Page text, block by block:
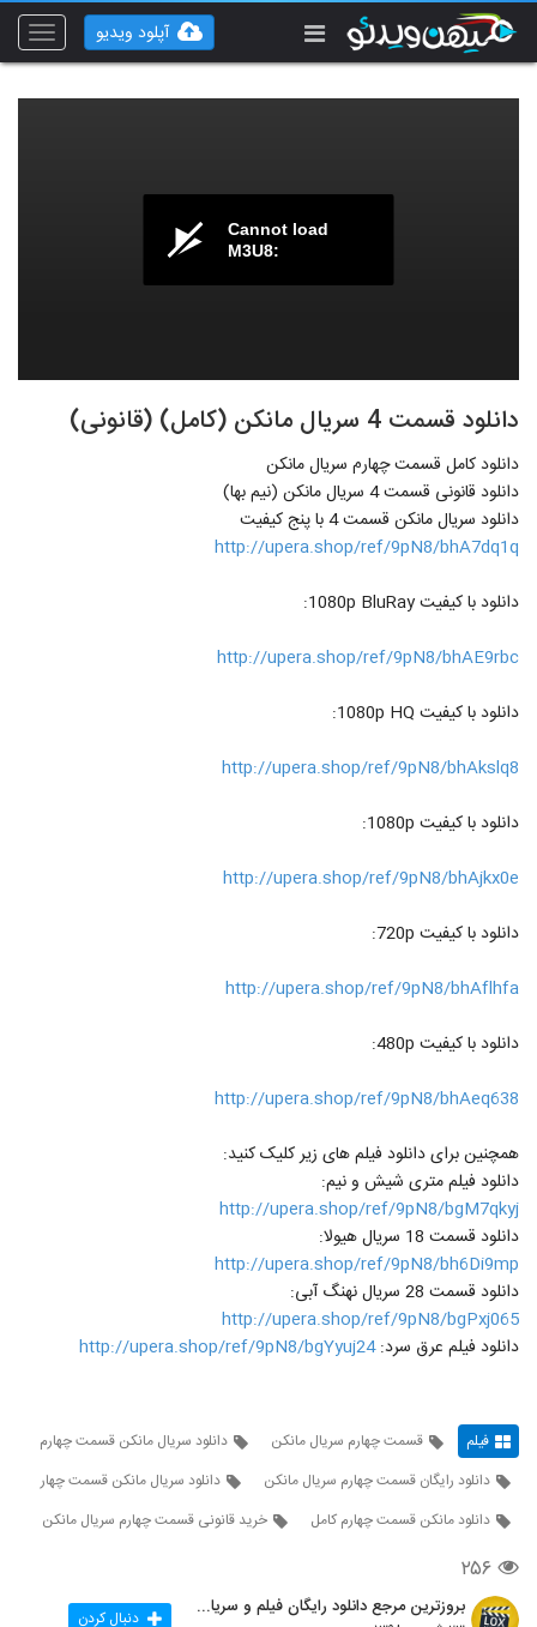
Toggle
آپلود ویدیو
Cannot load
M3U8:
دانلود قسمت 4 سریال مانکن (کامل) (قانونی)
دانلود کامل قسمت چهارم سریال مانکن
دانلود قانونی قسمت 4 سریال مانکن (نیم بها)
دانلود سریال مانکن قسمت 4 با پنج کیفیت
http://upera.shop/ref/9pN8/bhA7dq1q
دانلود با کیفیت 1080p BluRay:
http://upera.shop/ref/9pN8/bhAE9rbc
دانلود با کیفیت 1080p HQ:
http://upera.shop/ref/9pN8/bhAkslq8
دانلود با کیفیت 1080p:
http://upera.shop/ref/9pN8/bhAjkx0e
دانلود با کیفیت 720p:
http://upera.shop/ref/9pN8/bhAflhfa
دانلود با کیفیت 480p:
http://upera.shop/ref/9pN8/bhAeq638
همچنین برای دانلود فیلم های زیر کلیک کنید:
دانلود فیلم متری شیش و نیم:
http://upera.shop/ref/9pN8/bgM7qkyj
دانلود قسمت 18 سریال هیولا:
http://upera.shop/ref/9pN8/bh6Di9mp
دانلود قسمت 28 سریال نهنگ آبی:
http://upera.shop/ref/9pN8/bgPxj065
دانلود فیلم عرق سرد:http://upera.shop/ref/9pN8/bgYyuj24
فیلم قسمت چهارم سریال مانکن
دانلود سریال مانکن قسمت چهارم
دانلود رایگان قسمت چهارم سریال مانکن
دانلود سریال مانکن قسمت چهار
دانلود مانکن قسمت چهارم کامل
خرید قانونی قسمت چهارم سریال مانکن
۲۵۶
بروزترین مرجع دانلود رایگان فیلم و سریال ایرانی دنبال کردن